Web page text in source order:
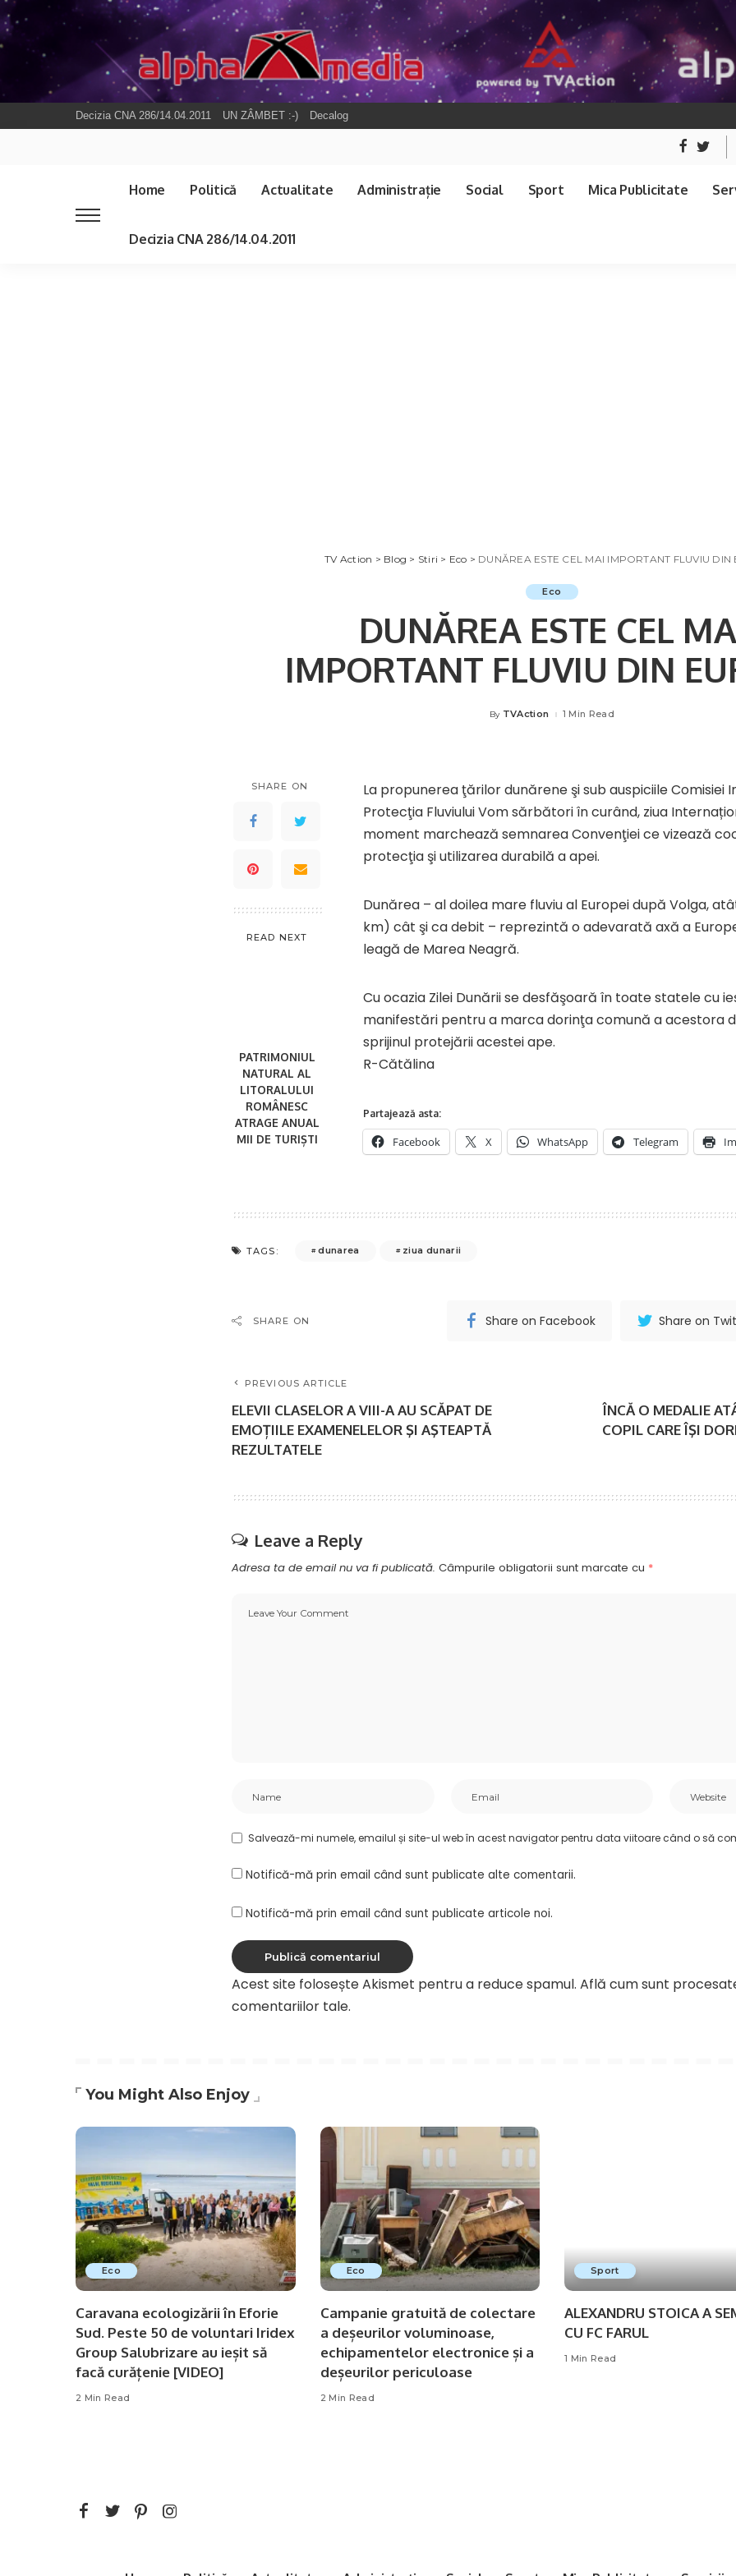
Decizia CNA 286/14.04.2011 UN ZÂMBET :-) Decalog
Home Politică Actualitate Administrație Social Sport Mica Publicitate
Decizia CNA 286/14.04.2011
TV Action > Blog > Stiri > Eco > DUNĂREA ESTE CEL MAI IMPORTANT FLUVIU DIN
Eco
DUNĂREA ESTE CEL
IMPORTANT FLUVIU DIN
Posted
By TVAction 1 Min Read
SHARE ON
READ NEXT
PATRIMONIUL
NATURAL AL
LITORALULUI
ROMÂNESC
ATRAGE ANUAL
MII DE TURIȘTI
La propunerea ţărilor dunărene şi sub auspiciile Comisiei
Protecţia Fluviului Vom sărbători în curând, ziua
moment marchează semnarea Convenţiei ce vizează
protecţia şi utilizarea durabilă a apei.
Dunărea – al doilea mare fluviu al Europei după Volga,
km) cât şi ca debit – reprezintă o adevarată axă a
leagă de Marea Neagră.
Cu ocazia Zilei Dunării se desfăşoară în toate statele cu
manifestări pentru a marca dorinţa comună a acestora
sprijinul protejării acestei ape.
R-Cătălina
Partajează asta:
Facebook X WhatsApp Telegram
TAGS: dunarea ziua dunarii
SHARE ON Share on Facebook Share on
PREVIOUS ARTICLE
ELEVII CLASELOR A VIII-A AU SCĂPAT DE
EMOȚIILE EXAMENELELOR ŞI AŞTEAPTĂ
REZULTATELE
ÎNCĂ O MEDALIE
COPIL CARE ÎŞI
Leave a Reply
Adresa ta de email nu va fi publicată. Câmpurile obligatorii sunt marcate cu *
Salvează-mi numele, emailul și site-ul web în acest navigator pentru data viitoare când o să
Notifică-mă prin email când sunt publicate alte comentarii.
Notifică-mă prin email când sunt publicate articole noi.
Acest site folosește Akismet pentru a reduce spamul. Află cum sunt
comentariilor tale.
You Might Also Enjoy
Eco
Caravana ecologizării în Eforie
Sud. Peste 50 de voluntari Iridex
Group Salubrizare au ieșit să
facă curățenie [VIDEO]
2 Min Read
Eco
Campanie gratuită de colectare
a deșeurilor voluminoase,
echipamentelor electronice și a
deșeurilor periculoase
2 Min Read
Sport
ALEXANDRU STOICA A
CU FC FARUL
1 Min Read